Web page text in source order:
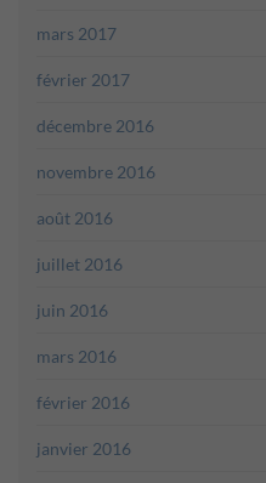
mars 2017
février 2017
décembre 2016
novembre 2016
août 2016
juillet 2016
juin 2016
mars 2016
février 2016
janvier 2016